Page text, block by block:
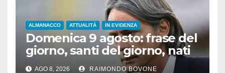
ALMANACCO ATTUALITÀ IN EVIDENZA
Domenica 9 agosto: frase del
giorno, santi del giorno, nati
famosi, accadde oggi
AGO 8, 2026 RAIMONDO BOVONE